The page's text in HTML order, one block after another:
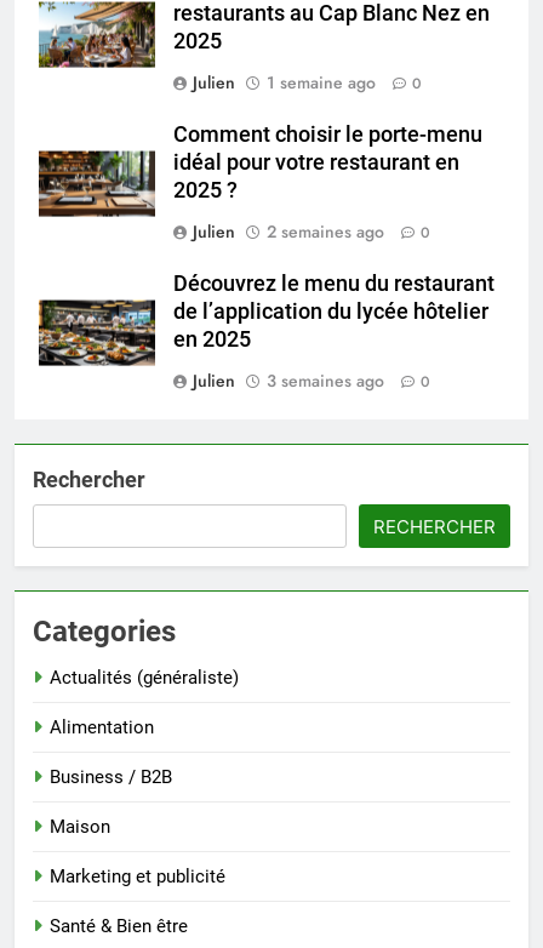
restaurants au Cap Blanc Nez en
2025
Julien
1 semaine ago 0
Comment choisir le porte-menu
idéal pour votre restaurant en
2025 ?
Julien
2 semaines ago 0
Découvrez le menu du restaurant
de l’application du lycée hôtelier
en 2025
Julien
3 semaines ago 0
Rechercher
RECHERCHER
Categories
Actualités (généraliste)
Alimentation
Business / B2B
Maison
Marketing et publicité
Santé & Bien être